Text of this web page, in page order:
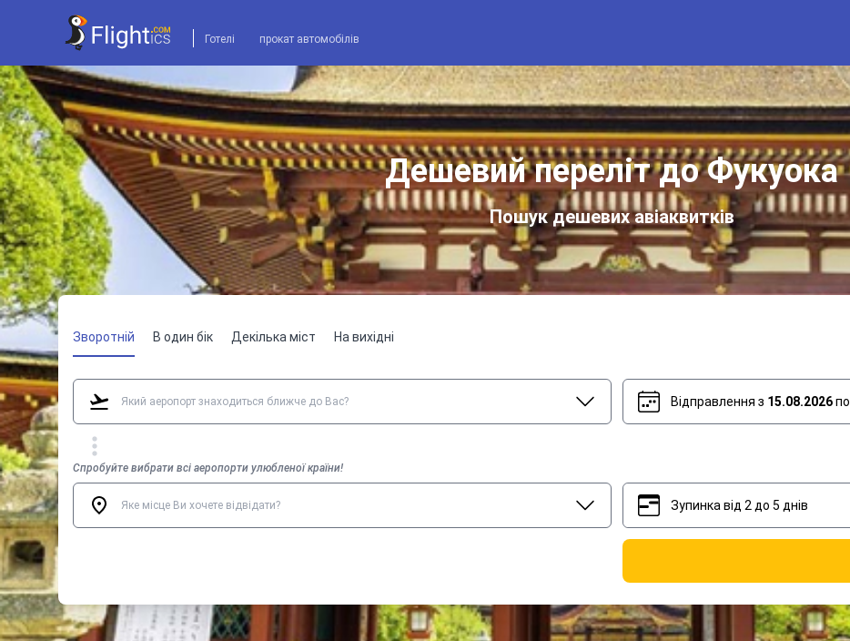
Готелі прокат автомобілів
Дешевий переліт до Фукуока
Пошук дешевих авіаквитків
Зворотній В один бік Декілька міст На вихідні
Відправлення з 15.08.2026по
Спробуйте вибрати всі аеропорти улюбленої країни!
Зупинка від 2 до 5 днів